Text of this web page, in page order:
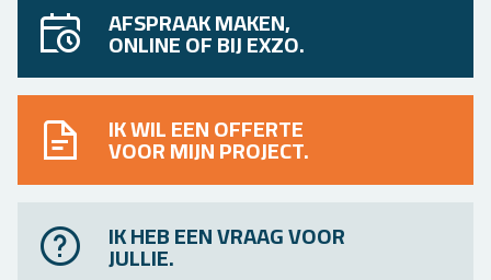
AFSPRAAK MAKEN,
ONLINE OF BIJ EXZO.
IK WIL EEN OFFERTE
VOOR MIJN PROJECT.
IK HEB EEN VRAAG VOOR
JULLIE.